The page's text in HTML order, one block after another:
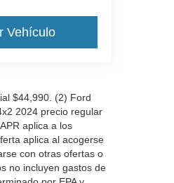
Vehículo
$44,990. (2) Ford
2024 precio regular
aplica a los
aplica al acogerse
con otras ofertas o
no incluyen gastos de